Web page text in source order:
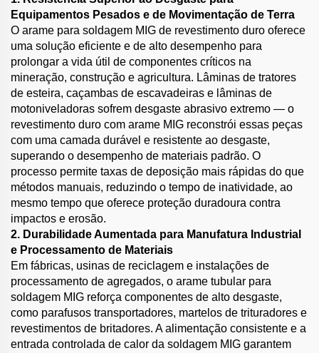
Equipamentos Pesados e de Movimentação de Terra
O arame para soldagem MIG de revestimento duro oferece
uma solução eficiente e de alto desempenho para
prolongar a vida útil de componentes críticos na
mineração, construção e agricultura. Lâminas de tratores
de esteira, caçambas de escavadeiras e lâminas de
motoniveladoras sofrem desgaste abrasivo extremo — o
revestimento duro com arame MIG reconstrói essas peças
com uma camada durável e resistente ao desgaste,
superando o desempenho de materiais padrão. O
processo permite taxas de deposição mais rápidas do que
métodos manuais, reduzindo o tempo de inatividade, ao
mesmo tempo que oferece proteção duradoura contra
impactos e erosão.
2. Durabilidade Aumentada para Manufatura Industrial
e Processamento de Materiais
Em fábricas, usinas de reciclagem e instalações de
processamento de agregados, o arame tubular para
soldagem MIG reforça componentes de alto desgaste,
como parafusos transportadores, martelos de trituradores e
revestimentos de britadores. A alimentação consistente e a
entrada controlada de calor da soldagem MIG garantem